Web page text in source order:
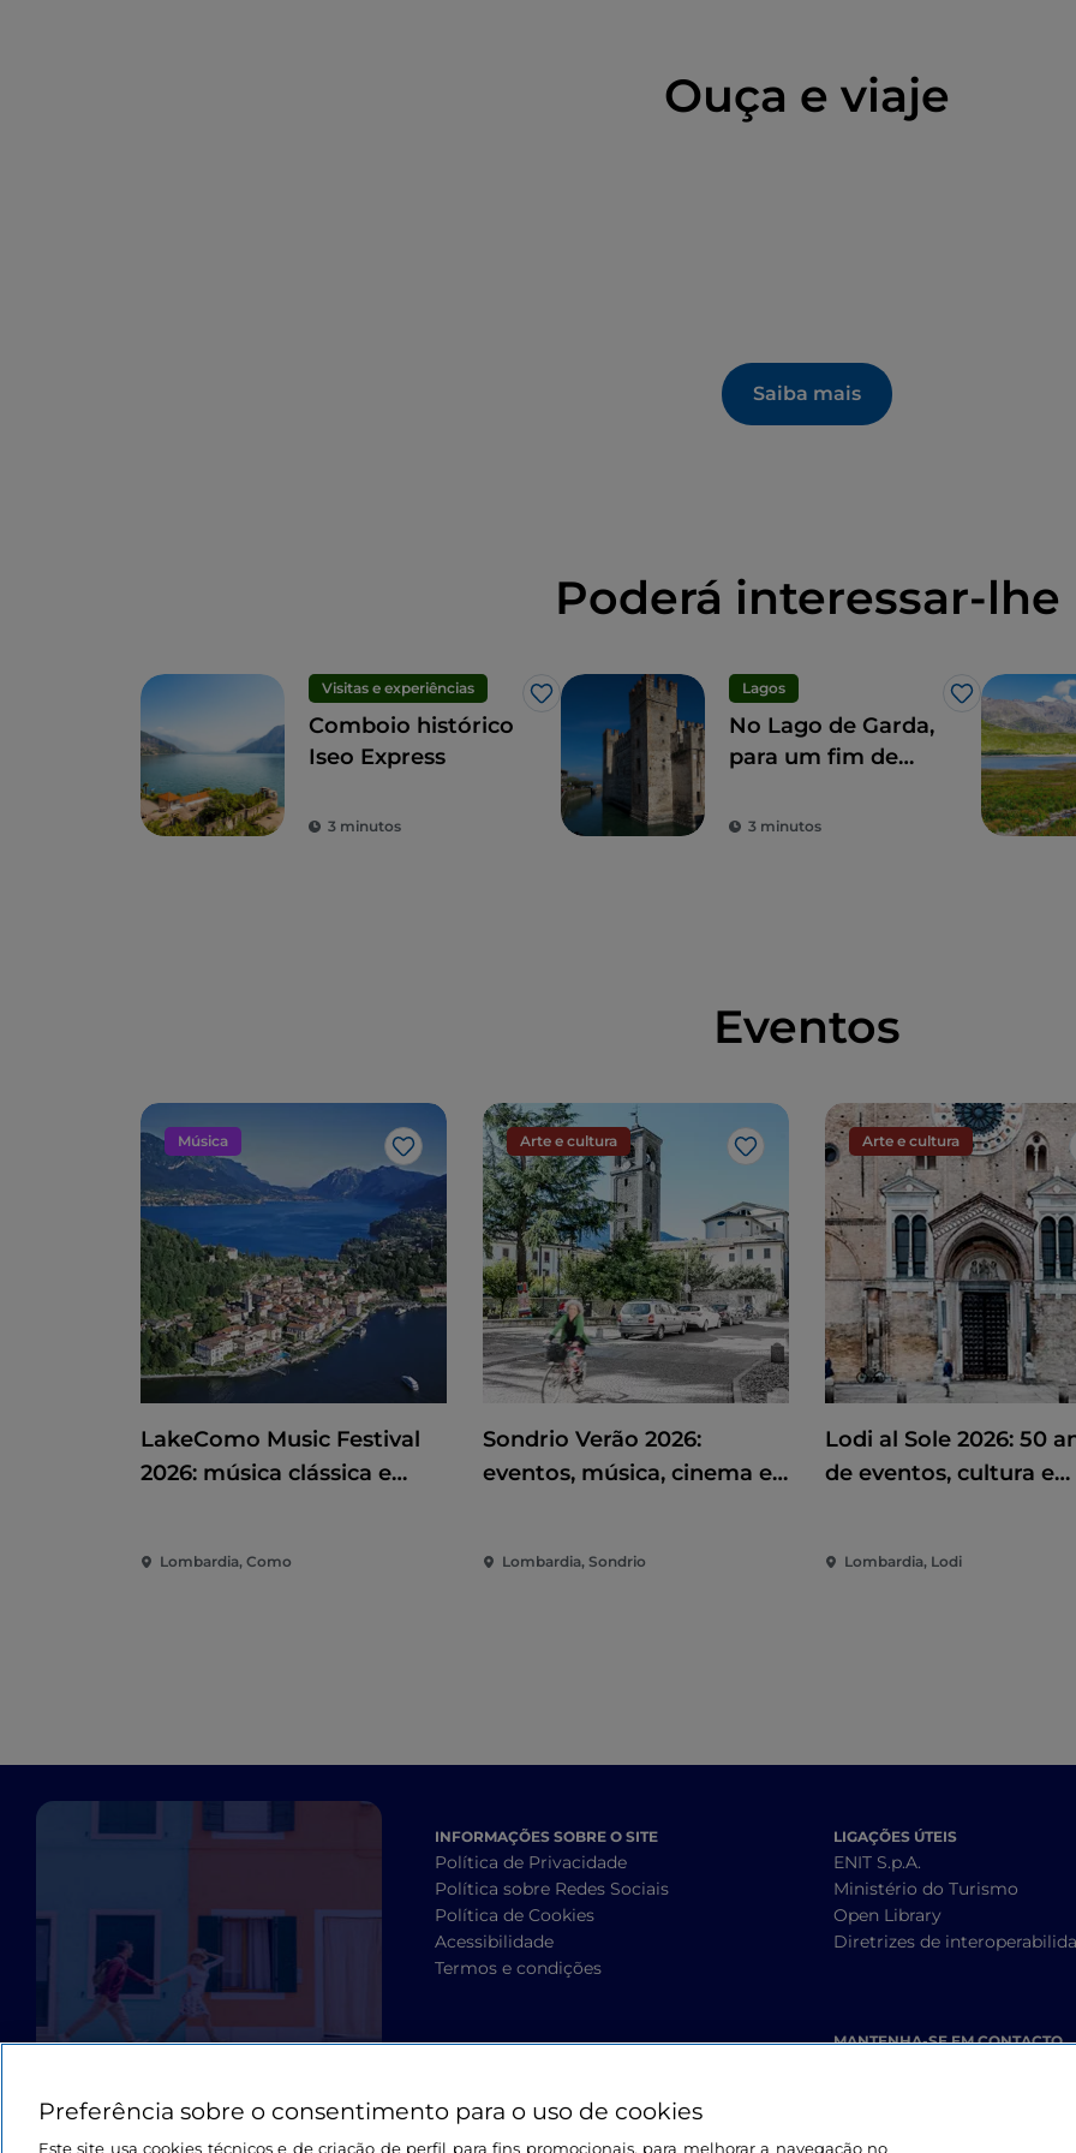
Ouça e viaje
Saiba mais
Poderá interessar-lhe
Visitas e experiências
Gosto
Comboio histórico
Iseo Express
3 minutos
Lagos
Gosto
No Lago de Garda,
para um fim de
3 minutos
Eventos
Música
Gosto
LakeComo Music Festival
2026: música clássica e
Lombardia, Como
Arte e cultura
Gosto
Sondrio Verão 2026:
eventos, música, cinema e
Lombardia, Sondrio
Arte e cultura
Lodi al Sole 2026: 50
de eventos, cultura e
Lombardia, Lodi
INFORMAÇÕES SOBRE O SITE
Política de Privacidade
Política sobre Redes Sociais
Política de Cookies
Acessibilidade
Termos e condições
LIGAÇÕES ÚTEIS
ENIT S.p.A.
Ministério do Turismo
Open Library
Diretrizes de
MANTENHA-SE EM CONTACTO
Preferência sobre o consentimento para o uso de cookies
Este site usa cookies técnicos e de criação de perfil para fins promocionais, para melhorar a navegação no